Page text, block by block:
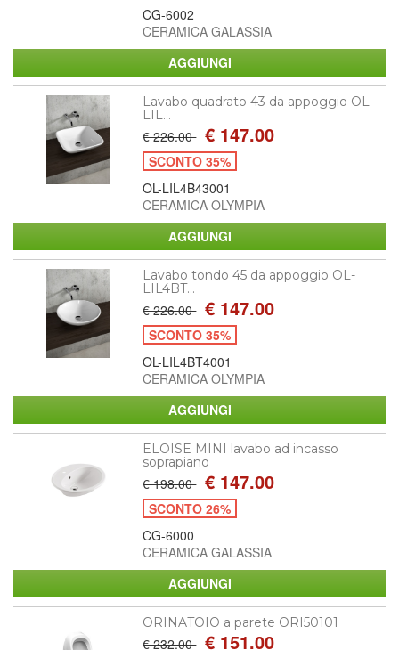
CG-6002
CERAMICA GALASSIA
Lavabo quadrato 43 da appoggio OL-
LIL...
€ 226.00 € 147.00
SCONTO 35%
OL-LIL4B43001
CERAMICA OLYMPIA
Lavabo tondo 45 da appoggio OL-
LIL4BT...
€ 226.00 € 147.00
SCONTO 35%
OL-LIL4BT4001
CERAMICA OLYMPIA
ELOISE MINI lavabo ad incasso
soprapiano
€ 198.00 € 147.00
SCONTO 26%
CG-6000
CERAMICA GALASSIA
ORINATOIO a parete ORI50101
€ 232.00 € 151.00